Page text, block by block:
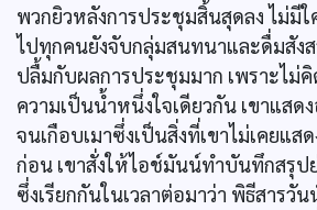
พวกยิวหลังการประชุมสิ้นสุดลง ไม่มี
ไปทุกคนยังจับกลุ่มสนทนาและดื่มสัง
ปลื้มกับผลการประชุมมาก เพราะไม่คิ
ความเป็นน้ำหนึ่งใจเดียวกัน เขาแสด
จนเกือบเมาซึ่งเป็นสิ่งที่เขาไม่เคยแ
ก่อน เขาสั่งให้ไอช์มันน์ทำบันทึกสรุป
ซึ่งเรียกกันในเวลาต่อมาว่า พิธีสารวัน